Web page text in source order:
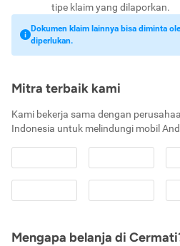
tipe klaim yang dilaporkan.
Dokumen klaim lainnya bisa diminta
diperlukan.
Mitra terbaik kami
Kami bekerja sama dengan
Indonesia untuk melindungi mobil
Mengapa belanja di